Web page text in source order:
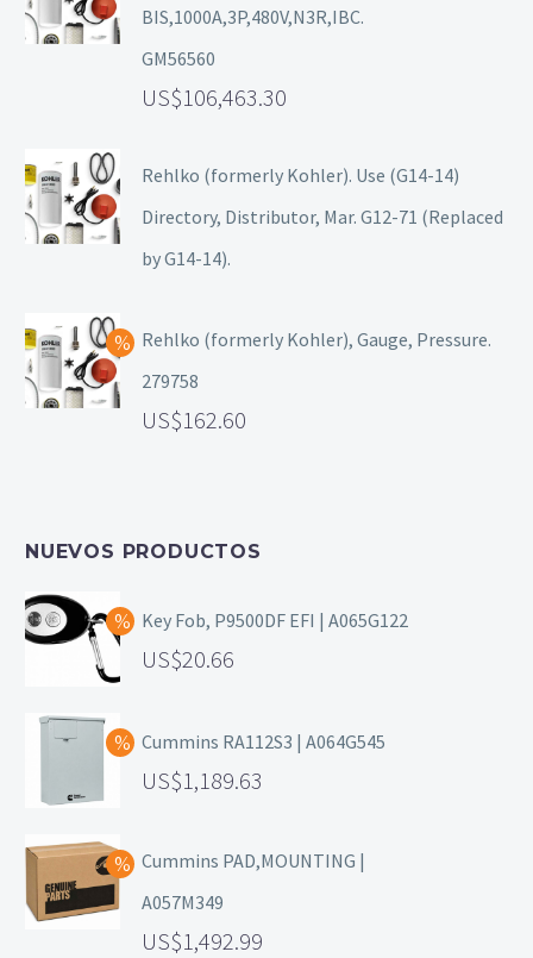
BIS,1000A,3P,480V,N3R,IBC.
GM56560
106,463.30
Rehlko (formerly Kohler). Use (G14-14)
Directory, Distributor, Mar. G12-71 (Replaced
by G14-14).
Rehlko (formerly Kohler), Gauge, Pressure.
279758
162.60
NUEVOS PRODUCTOS
Key Fob, P9500DF EFI | A065G122
20.66
Cummins RA112S3 | A064G545
1,189.63
Cummins PAD,MOUNTING |
A057M349
1,492.99